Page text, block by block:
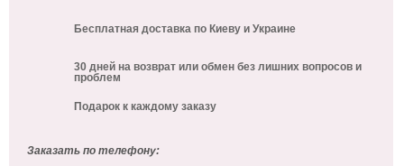
Бесплатная доставка по Киеву и Украине
30 дней на возврат или обмен без лишних вопросов и
проблем
Подарок к каждому заказу
Заказать по телефону: